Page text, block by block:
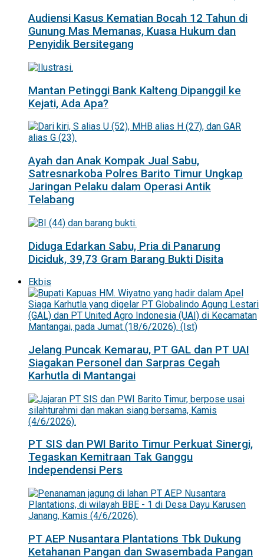
Audiensi Kasus Kematian Bocah 12 Tahun di
Gunung Mas Memanas, Kuasa Hukum dan
Penyidik Bersitegang
Mantan Petinggi Bank Kalteng Dipanggil ke
Kejati, Ada Apa?
Ayah dan Anak Kompak Jual Sabu,
Satresnarkoba Polres Barito Timur Ungkap
Jaringan Pelaku dalam Operasi Antik
Telabang
Diduga Edarkan Sabu, Pria di Panarung
Diciduk, 39,73 Gram Barang Bukti Disita
Ekbis
Jelang Puncak Kemarau, PT GAL dan PT UAI
Siagakan Personel dan Sarpras Cegah
Karhutla di Mantangai
PT SIS dan PWI Barito Timur Perkuat Sinergi,
Tegaskan Kemitraan Tak Ganggu
Independensi Pers
PT AEP Nusantara Plantations Tbk Dukung
Ketahanan Pangan dan Swasembada Pangan